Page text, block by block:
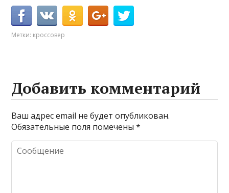
Метки: кроссовер
Добавить комментарий
Ваш адрес email не будет опубликован.
Обязательные поля помечены*